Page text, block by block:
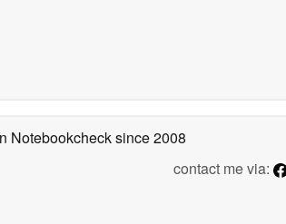
Notebookchecksince 2008
contact me via: